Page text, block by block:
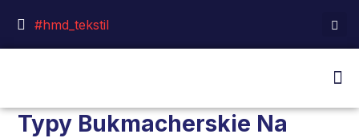
#hmd_tekstil
Typy Bukmacherskie Na